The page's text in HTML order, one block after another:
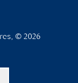
© 2026